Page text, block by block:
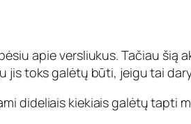
apie versliukus. Tačiau
jis toks galėtų būti, jeigu tai
dideliais kiekiais galėtų tapti